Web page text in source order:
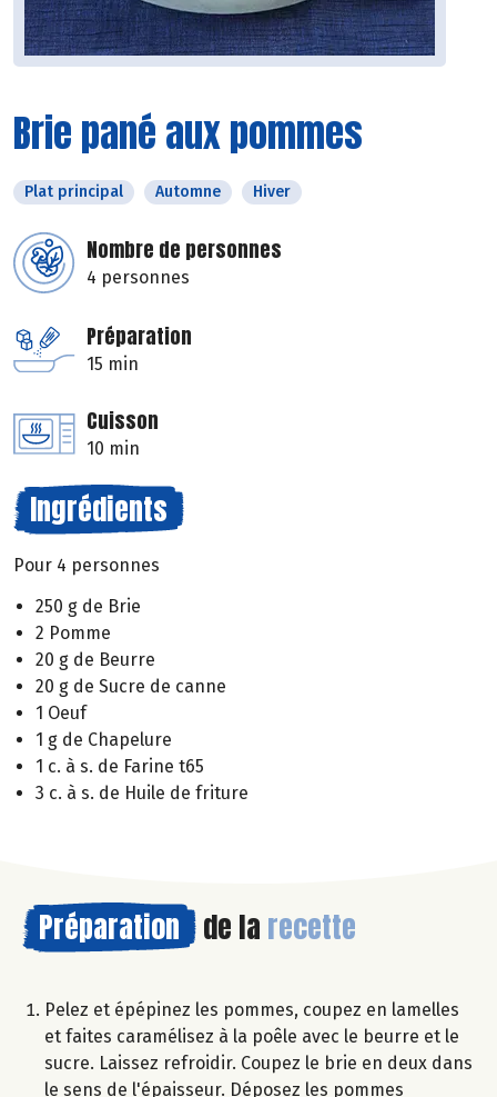
Brie pané aux pommes
Plat principal Automne Hiver
Nombre de personnes
4 personnes
Préparation
15 min
Cuisson
10 min
Ingrédients
Pour 4 personnes
250 g de Brie
2 Pomme
20 g de Beurre
20 g de Sucre de canne
1 Oeuf
1 g de Chapelure
1 c. à s. de Farine t65
3 c. à s. de Huile de friture
Préparation de la recette
Pelez et épépinez les pommes, coupez en lamelles
et faites caramélisez à la poêle avec le beurre et le
sucre. Laissez refroidir. Coupez le brie en deux dans
le sens de l'épaisseur. Déposez les pommes